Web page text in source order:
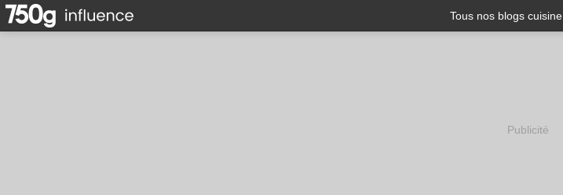
Tous nos blogs cuisine
Publicité